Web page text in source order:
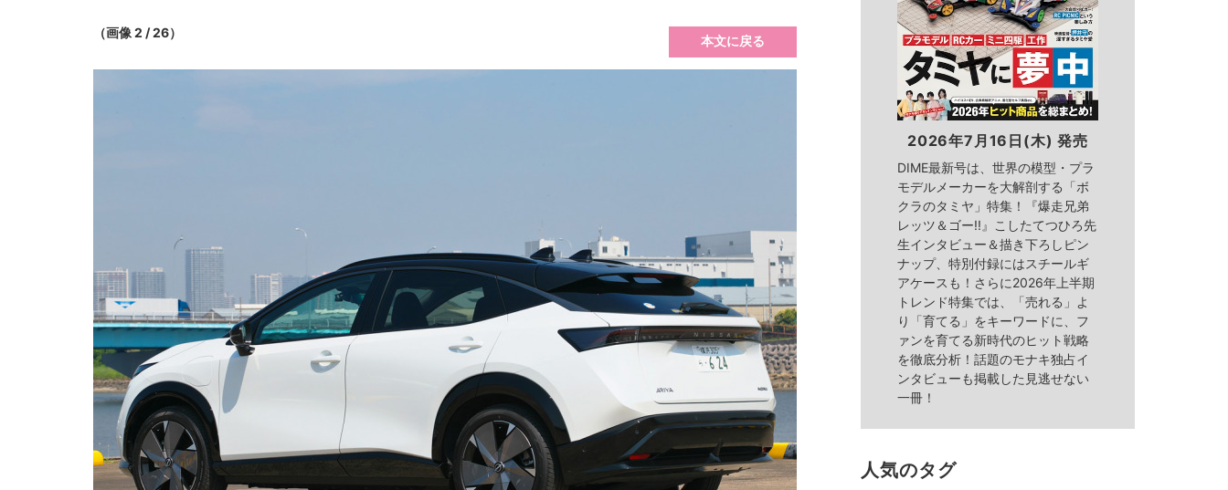
（画像 2 / 26）
本文に戻る
2026年7月16日(木) 発売
DIME最新号は、世界の模型・プラ
モデルメーカーを大解剖する「ボ
クラのタミヤ」特集！『爆走兄弟
レッツ＆ゴー!!』こしたてつひろ先
生インタビュー＆描き下ろしピン
ナップ、特別付録にはスチールギ
アケースも！さらに2026年上半期
トレンド特集では、「売れる」よ
り「育てる」をキーワードに、フ
ァンを育てる新時代のヒット戦略
を徹底分析！話題のモナキ独占イ
ンタビューも掲載した見逃せない
一冊！
人気のタグ